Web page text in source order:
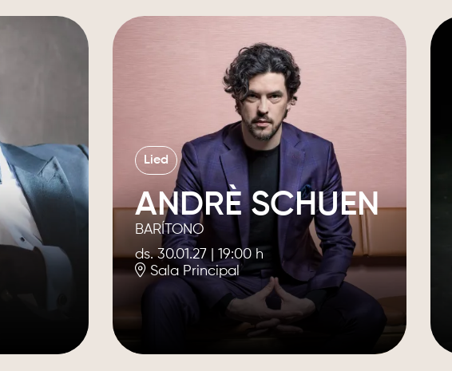
Lied
ANDRÈ SCHUEN
BARÍTONO
ds. 30.01.27
19:00 h
Sala Principal